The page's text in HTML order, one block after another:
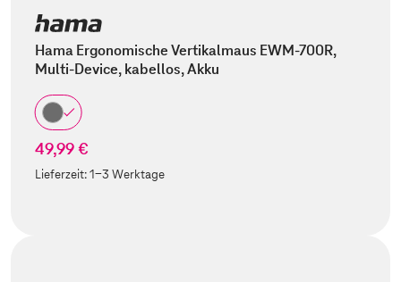
Hama Ergonomische Vertikalmaus EWM-700R,
Multi-Device, kabellos, Akku
49,99 €
Lieferzeit:1-3 Werktage